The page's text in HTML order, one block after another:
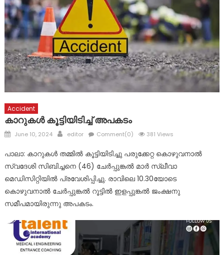
ഇടമറുക് പള്ളി ഭാഗത്ത്‌ പോസ്റ്റിന്റെ ചുവട് ഇളകിയ നിലയിൽ
ദുരിതാശ്വാസ ക്യാമ്പുകളിൽ ആരോഗ്യ സേവനങ്ങളുമായി
മാർ സ്ലീവാ മെഡിസിറ്റി
ദുരന്ത ബാധിതർക്ക് ഭക്ഷ്യ കിറ്റുകൾ വിതരണം ചെയ്തു
Accident
കാറുകൾ കൂട്ടിയിടിച്ച് അപകടം
Posted
June 10, 2024 Author
editor Comment(0) 381 Views
പാലാ: കാറുകൾ തമ്മിൽ കൂട്ടിയിടിച്ചു പരുക്കേറ്റ കൊഴുവനാൽ
സ്വദേശി സിബിച്ചനെ (46) ചേർപ്പുങ്കൽ മാർ സ്ലീവാ
മെഡിസിറ്റിയിൽ പ്രവേശിപ്പിച്ചു. രാവിലെ 10.30യോടെ
കൊഴുവനാൽ ചേർപ്പുങ്കൽ റൂട്ടിൽ ഇളപ്പുങ്കൽ ജംക്ഷനു
സമീപമായിരുന്നു അപകടം.